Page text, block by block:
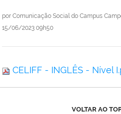
por Comunicação Social do Campus
15/06/2023 09h50
CELIFF - INGLÊS - Nível
VOLTAR AO